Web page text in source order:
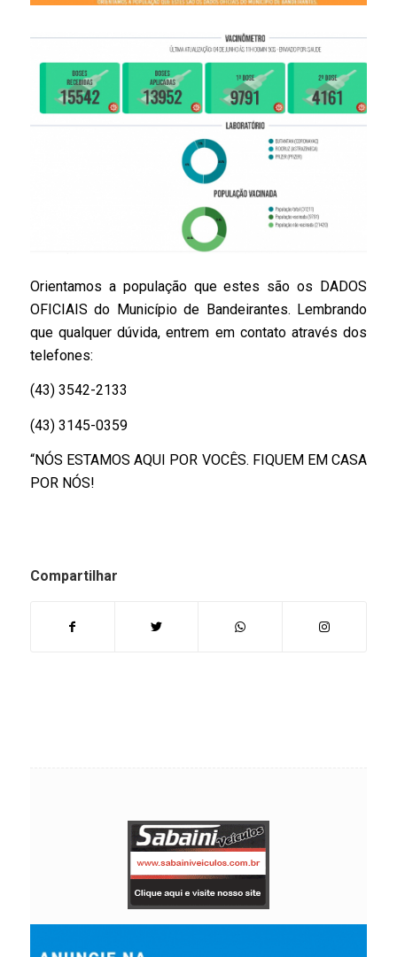
Orientamos a população que estes são os DADOS
OFICIAIS do Município de Bandeirantes. Lembrando
que qualquer dúvida, entrem em contato através dos
telefones:
(43) 3542-2133
(43) 3145-0359
“NÓS ESTAMOS AQUI POR VOCÊS. FIQUEM EM CASA
POR NÓS!
Compartilhar